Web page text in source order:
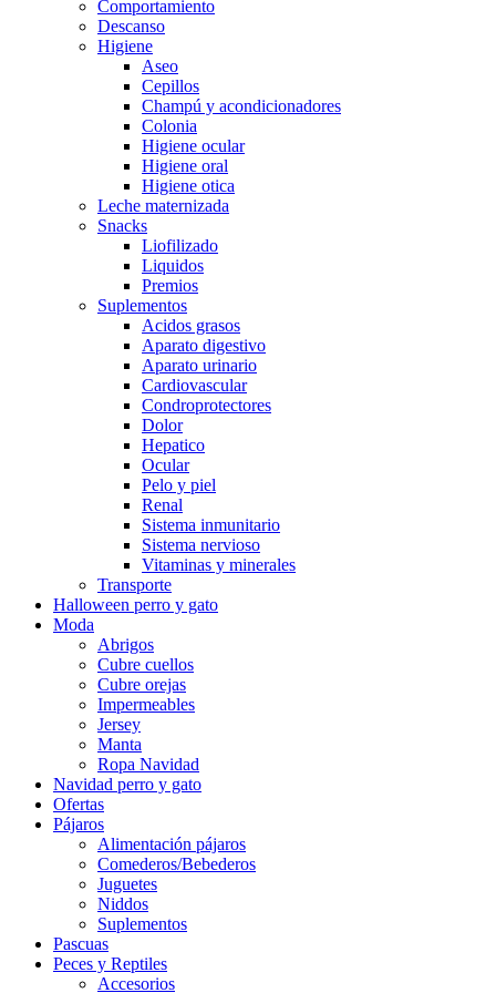
Comportamiento
Descanso
Higiene
Aseo
Cepillos
Champú y acondicionadores
Colonia
Higiene ocular
Higiene oral
Higiene otica
Leche maternizada
Snacks
Liofilizado
Liquidos
Premios
Suplementos
Acidos grasos
Aparato digestivo
Aparato urinario
Cardiovascular
Condroprotectores
Dolor
Hepatico
Ocular
Pelo y piel
Renal
Sistema inmunitario
Sistema nervioso
Vitaminas y minerales
Transporte
Halloween perro y gato
Moda
Abrigos
Cubre cuellos
Cubre orejas
Impermeables
Jersey
Manta
Ropa Navidad
Navidad perro y gato
Ofertas
Pájaros
Alimentación pájaros
Comederos/Bebederos
Juguetes
Niddos
Suplementos
Pascuas
Peces y Reptiles
Accesorios